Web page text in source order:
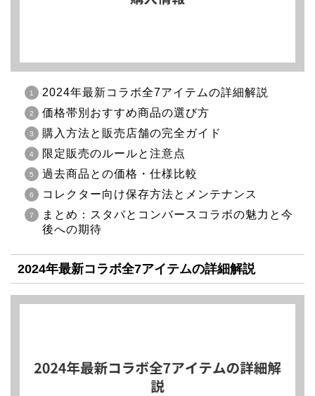
2024年最新コラボ全7アイテムの詳細解説
価格帯別おすすめ商品の選び方
購入方法と販売店舗の完全ガイド
限定販売のルールと注意点
過去商品との価格・仕様比較
コレクター向け保存方法とメンテナンス
まとめ：スタバとコンバースコラボの魅力と今
後への期待
2024年最新コラボ全7アイテムの詳細解説